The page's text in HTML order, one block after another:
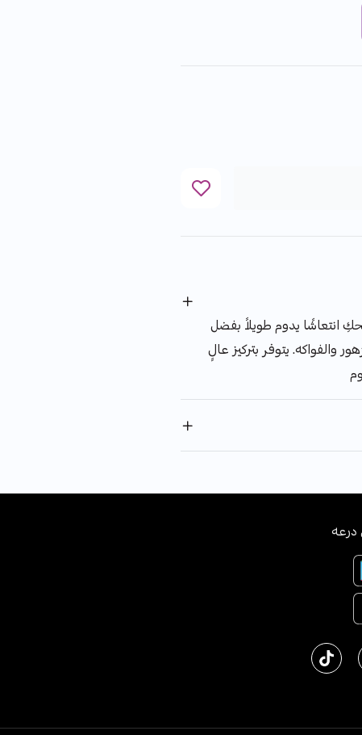
انتعاشًا يدوم طويلاً بفضل
والفواكه. يتوفر بتركيز عالٍ